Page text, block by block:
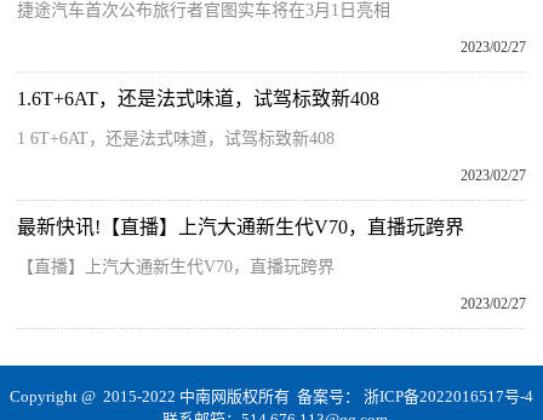
捷途汽车首次公布旅行者官图实车将在3月1日亮相
2023/02/27
1.6T+6AT，还是法式味道，试驾标致新408
1 6T+6AT，还是法式味道，试驾标致新408
2023/02/27
最新快讯!【直播】上汽大通新生代V70，直播玩跨界
【直播】上汽大通新生代V70，直播玩跨界
2023/02/27
Copyright @ 2015-2022 中南网版权所有 备案号： 浙ICP备2022016517号-4